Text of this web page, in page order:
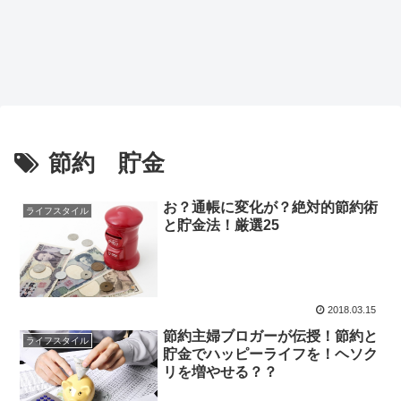
節約 貯金
ライフスタイル
お？通帳に変化が？絶対的節約術
と貯金法！厳選25
2018.03.15
ライフスタイル
節約主婦ブロガーが伝授！節約と
貯金でハッピーライフを！ヘソク
リを増やせる？？